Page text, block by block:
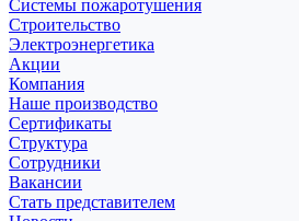
Системы пожаротушения
Строительство
Электроэнергетика
Акции
Компания
Наше производство
Сертификаты
Структура
Сотрудники
Вакансии
Стать представителем